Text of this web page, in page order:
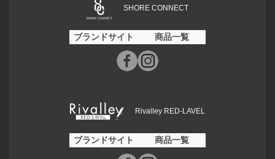
SHORE CONNECT
ブランドサイト 商品一覧
Rivalley RED-LAVEL
ブランドサイト 商品一覧